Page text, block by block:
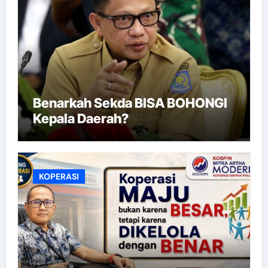
Benarkah Sekda BISA BOHONGI
Kepala Daerah?
KOPERASI